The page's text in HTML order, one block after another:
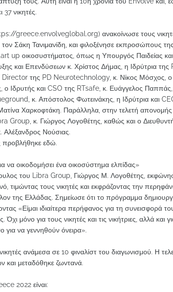
37 νικητές.
greece.envolveglobal.org) ανακοίνωσε τους
Σάκη Τανιμανίδη, και φιλοξένησε εκπροσώπους
up οικοσυστήματος, όπως η Υπουργός Παιδείας
και Επενδύσεων κ. Χρίστος Δήμας, η Ιδρύτρια
Director της PD Neurotechnology, κ. Νίκος Μόσχος,
Ιδρυτής και CSO της RTsafe, κ. Ευάγγελος
κ. Απόστολος Φωτεινάκης, η Ιδρύτρια και
Χαρκοφτάκη. Παράλληλα, στην τελετή
Group, κ. Γιώργος Λογοθέτης, καθώς και ο
Νούσιας.
προβλήθηκε εδώ.
να οικοδομήσει ένα οικοσύστημα ελπίδας»
του Libra Group, Γιώργος Μ. Λογοθέτης, εκφώνησε
τιμώντας τους νικητές και εκφράζοντας την
της Ελλάδας. Σημείωσε ότι το πρόγραμμα
«Είμαι ιδιαίτερα περήφανος για τη συνεισφορά
μόνο για τους νικητές και τις νικήτριες, αλλά και
για να γεννηθούν όνειρα».
νικητές ανάμεσα σε 10 φιναλίστ του διαγωνισμού. Η
και μεταδόθηκε ζωντανά.
2022 είναι: